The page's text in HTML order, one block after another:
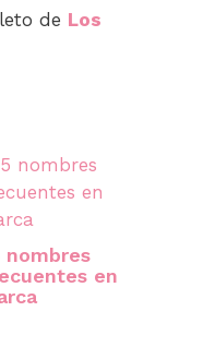
de Los
nombres
en